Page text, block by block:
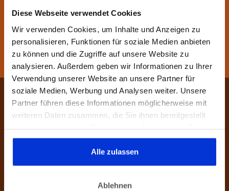
Diese Webseite verwendet Cookies
Wir verwenden Cookies, um Inhalte und Anzeigen zu
personalisieren, Funktionen für soziale Medien anbieten
zu können und die Zugriffe auf unsere Website zu
analysieren. Außerdem geben wir Informationen zu Ihrer
Verwendung unserer Website an unsere Partner für
soziale Medien, Werbung und Analysen weiter. Unsere
Partner führen diese Informationen möglicherweise mit
weiteren Daten zusammen, die Sie ihnen bereitgestellt
gesammelt haben. Dies gilt auch für Gesundheitsdaten,
die gegebenenfalls für die Kursdurchführung erhoben
werden.
Alle zulassen
Ablehnen
Nix für Dich? Hier findest
Du bestimmt etwas
Passendes.